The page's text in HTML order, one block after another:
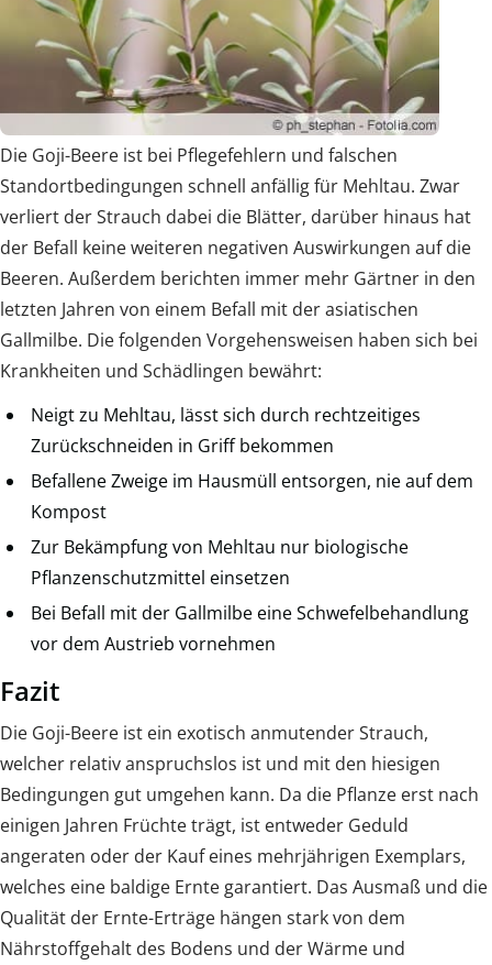
Die Goji-Beere ist bei Pflegefehlern und falschen
Standortbedingungen schnell anfällig für Mehltau. Zwar
verliert der Strauch dabei die Blätter, darüber hinaus hat
der Befall keine weiteren negativen Auswirkungen auf die
Beeren. Außerdem berichten immer mehr Gärtner in den
letzten Jahren von einem Befall mit der asiatischen
Gallmilbe. Die folgenden Vorgehensweisen haben sich bei
Krankheiten und Schädlingen bewährt:
Neigt zu Mehltau, lässt sich durch rechtzeitiges
Zurückschneiden in Griff bekommen
Befallene Zweige im Hausmüll entsorgen, nie auf dem
Kompost
Zur Bekämpfung von Mehltau nur biologische
Pflanzenschutzmittel einsetzen
Bei Befall mit der Gallmilbe eine Schwefelbehandlung
vor dem Austrieb vornehmen
Fazit
Die Goji-Beere ist ein exotisch anmutender Strauch,
welcher relativ anspruchslos ist und mit den hiesigen
Bedingungen gut umgehen kann. Da die Pflanze erst nach
einigen Jahren Früchte trägt, ist entweder Geduld
angeraten oder der Kauf eines mehrjährigen Exemplars,
welches eine baldige Ernte garantiert. Das Ausmaß und die
Qualität der Ernte-Erträge hängen stark von dem
Nährstoffgehalt des Bodens und der Wärme und